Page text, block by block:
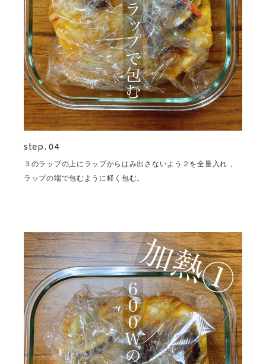
step. 04
３のラップの上にラップからはみ出さないよう２を全量入れ 、
ラップの端で包むように軽く包む。